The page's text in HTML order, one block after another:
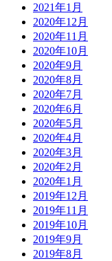
2021年1月
2020年12月
2020年11月
2020年10月
2020年9月
2020年8月
2020年7月
2020年6月
2020年5月
2020年4月
2020年3月
2020年2月
2020年1月
2019年12月
2019年11月
2019年10月
2019年9月
2019年8月